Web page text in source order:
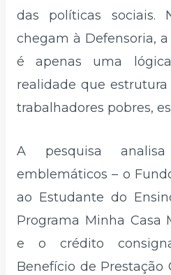
das políticas sociais.
chegam à Defensoria,
é apenas uma
realidade que
trabalhadores pobres,
A pesquisa
emblemáticos – o
ao Estudante do
Programa Minha Casa
e o crédito
Benefício de Prestação